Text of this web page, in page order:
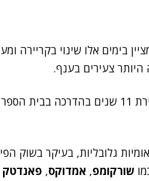
בימים אלו שינוי בקריירה
היותר צעירים בענף.
, שם שירת 11 שנים בהדרכה בבית
גלובליות, בעיקר בשוק
שורקומפ, אמדוקס, פאנדטק